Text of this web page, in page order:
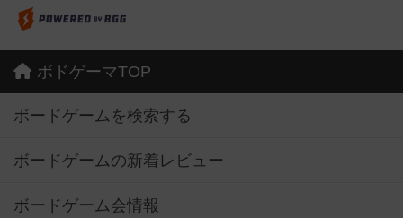
ボドゲーマTOP
ボードゲームを検索する
ボードゲームの新着レビュー
ボードゲーム会情報